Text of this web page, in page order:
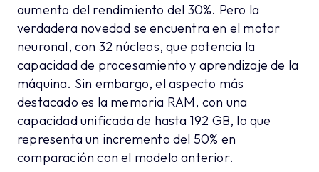
aumento del rendimiento del 30%. Pero la
verdadera novedad se encuentra en el motor
neuronal, con 32 núcleos, que potencia la
capacidad de procesamiento y aprendizaje de la
máquina. Sin embargo, el aspecto más
destacado es la memoria RAM, con una
capacidad unificada de hasta 192 GB, lo que
representa un incremento del 50% en
comparación con el modelo anterior.